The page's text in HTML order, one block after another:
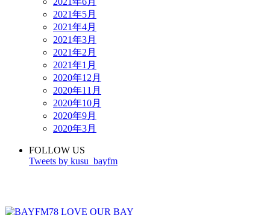
2021年5月
2021年4月
2021年3月
2021年2月
2021年1月
2020年12月
2020年11月
2020年10月
2020年9月
2020年3月
FOLLOW US
Tweets by kusu_bayfm